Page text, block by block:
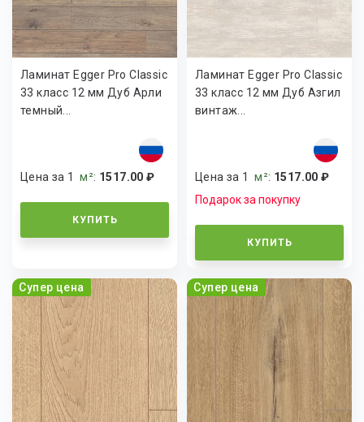
Ламинат Egger Pro Classic
33 класс 12 мм Дуб Арли
темный...
Цена за 1м²: 1517.00 ₽
КУПИТЬ
Ламинат Egger Pro Classic
33 класс 12 мм Дуб Азгил
винтаж...
Цена за 1м²: 1517.00 ₽
Подарок за покупку
КУПИТЬ
Супер цена Супер цена